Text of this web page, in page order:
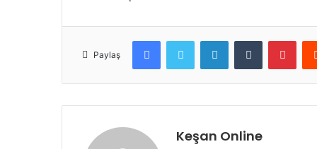
Paylaş
FacebookTwitter LinkedInTumblr
Keşan Online